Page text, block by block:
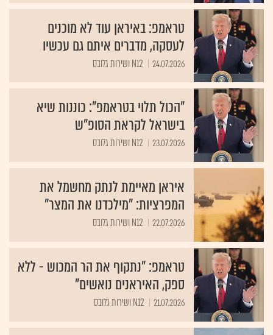
טראמפ: באיראן עוד לא מוכנים
לעסקה, מדברים איתם גם עכשיו
24.07.2026 N12 ושירות גלובס
"הכול תלוי בטראמפ": כוננות שיא
בישראל לקראת הסופ"ש
23.07.2026 N12 ושירות גלובס
איראן מאיימת לנתק מחשמל את
המפרציות: "מילכדנו את המצר"
22.07.2026 N12 ושירות גלובס
טראמפ: "נתקוף את הר המכוש - ללא
ספק, האיראנים נואשים"
21.07.2026 N12 ושירות גלובס